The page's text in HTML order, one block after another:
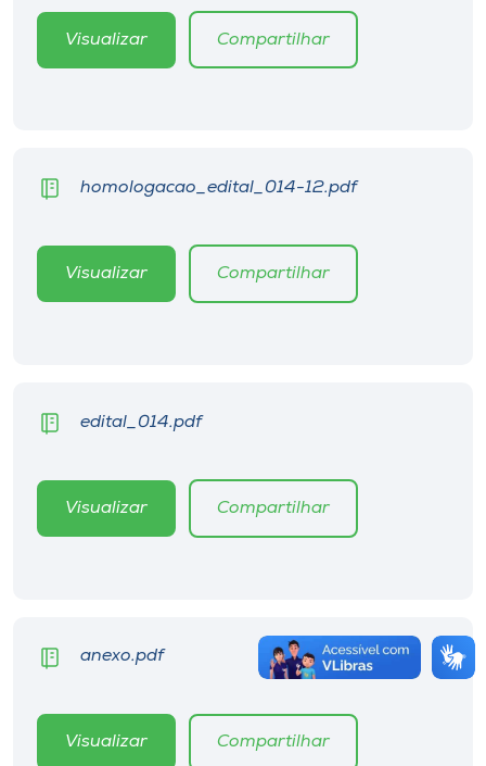
o idioma
Visualizar Compartilhar
homologacao_edital_014-12.pdf
Visualizar Compartilhar
edital_014.pdf
Visualizar Compartilhar
anexo.pdf
Visualizar Compartilhar